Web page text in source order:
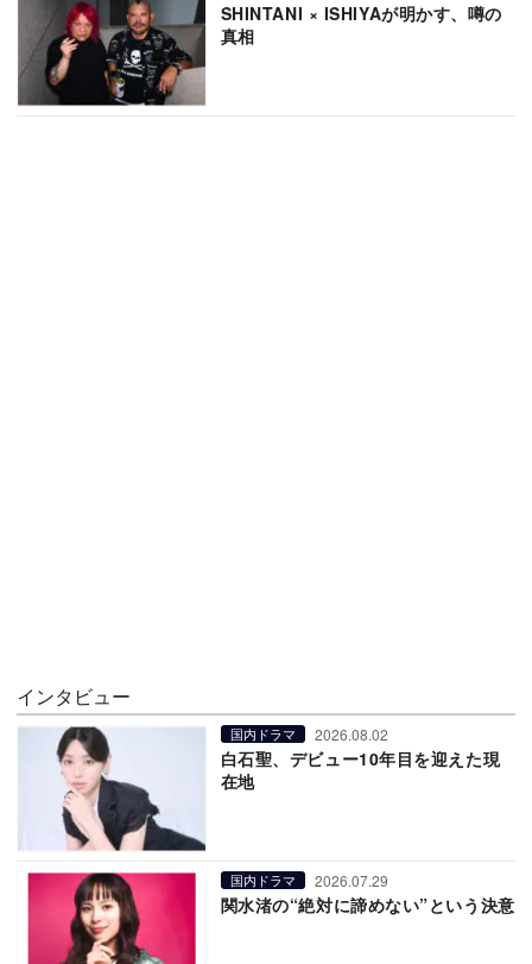
SHINTANI × ISHIYAが明かす、噂の
真相
インタビュー
国内ドラマ 2026.08.02
白石聖、デビュー10年目を迎えた現
在地
国内ドラマ 2026.07.29
関水渚の“絶対に諦めない”という決意